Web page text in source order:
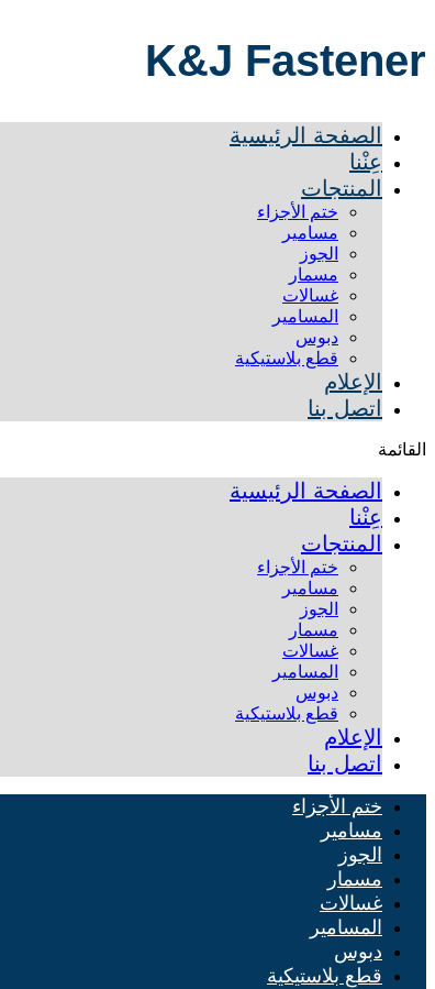
K&J Fastener
الصفحة الرئيسية
عِنْنا
المنتجات
ختم الأجزاء
مسامير
الجوز
مسمار
غسالات
المسامير
دبوس
قطع بلاستيكية
الإعلام
اتصل بنا
القائمة
الصفحة الرئيسية
عِنْنا
المنتجات
ختم الأجزاء
مسامير
الجوز
مسمار
غسالات
المسامير
دبوس
قطع بلاستيكية
الإعلام
اتصل بنا
ختم الأجزاء
مسامير
الجوز
مسمار
غسالات
المسامير
دبوس
قطع بلاستيكية